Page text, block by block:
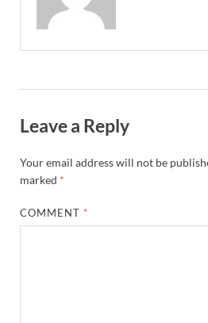
Leave a Reply
Your email address will not be
marked *
COMMENT *